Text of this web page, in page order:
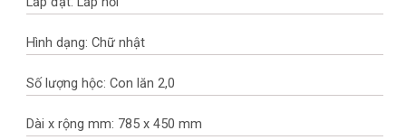
Hình dạng: Chữ nhật
Số lượng hộc: Con lăn 2,0
Dài x rộng mm: 785 x 450 mm